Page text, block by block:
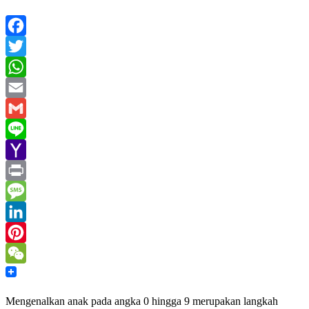
Facebook
Twitter
WhatsApp
Email
Gmail
Line
Yahoo
Mail
Print
Message
LinkedIn
Pinterest
WeChat
Mengenalkan anak pada angka 0 hingga 9 merupakan langkah